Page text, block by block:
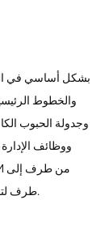
والخطوط
طرف لتحقيقها جدولة ذات سعة كبيرة ونقل ذكي واسع النطاق.